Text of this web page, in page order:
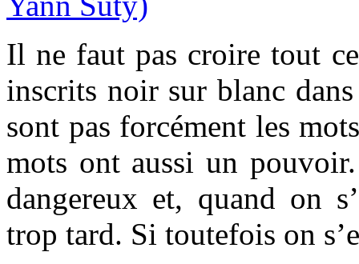
Il ne faut pas croire tout
inscrits noir sur blanc
sont pas forcément les
mots ont aussi un
dangereux et, quand on
trop tard. Si toutefois on